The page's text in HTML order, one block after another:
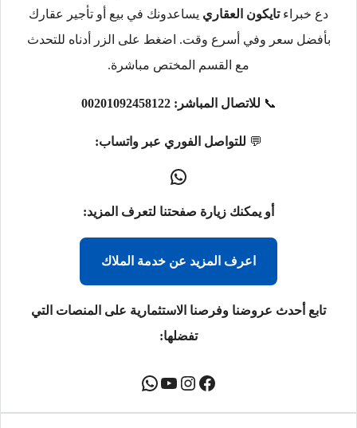
دع خبراءتايكون العقاري يساعدونك في بيع أو تأجير عقارك
بأفضل سعر وفي أسرع وقت. اضغط على الزر أدناه للتحدث
مع القسم المختص مباشرة.
📞 للاتصال المباشر: 00201092458122
💬 للتواصل الفوري عبر واتساب:
أو يمكنك زيارة صفحتنا لتعرف المزيد:
اعرف المزيد عن خدمة الملاك
تابع أحدث عروضنا وفرصنا الاستثمارية على المنصات التي
تفضلها: